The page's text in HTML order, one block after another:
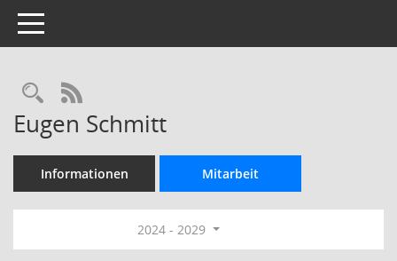
Toggle navigation
Rechercheauswahl
RSS-Feed
Eugen Schmitt
Informationen Mitarbeit
2024 - 2029